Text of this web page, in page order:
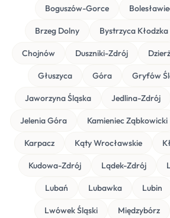
Boguszów-Gorce
Brzeg Dolny Bystrzyca Kłodzka
Chojnów Duszniki-Zdrój
Głuszyca Góra Gryfów
Jaworzyna Śląska Jedlina-Zdrój
Jelenia Góra Kamieniec Ząbkowicki
Karpacz Kąty Wrocławskie
Kudowa-Zdrój Lądek-Zdrój
Lubań Lubawka Lubin
Lwówek Śląski Międzybórz